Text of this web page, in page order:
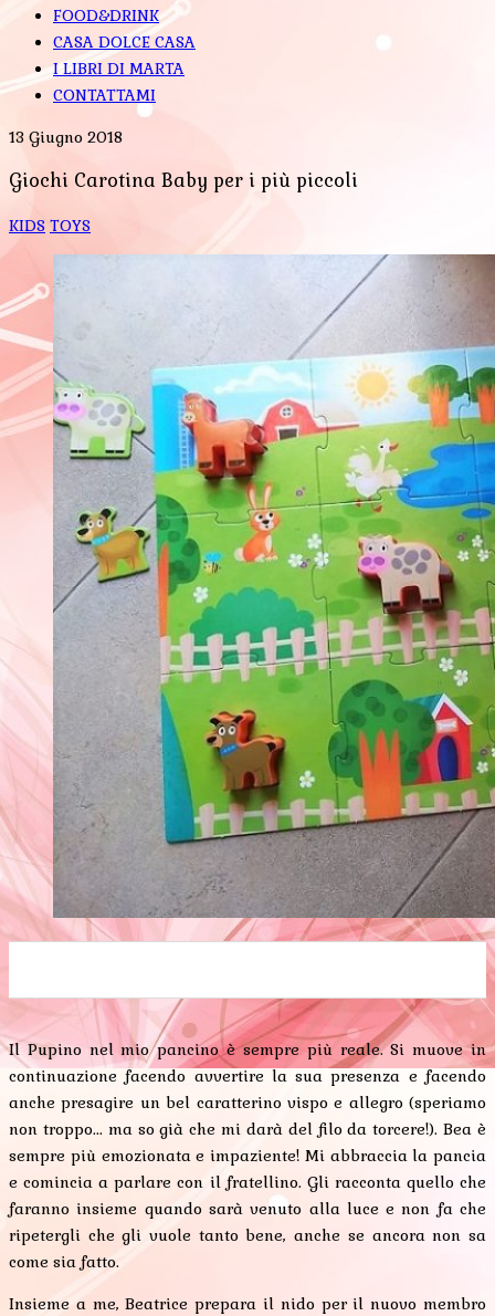
FOOD&DRINK
CASA DOLCE CASA
I LIBRI DI MARTA
CONTATTAMI
13 Giugno 2018
Giochi Carotina Baby per i più piccoli
KIDS TOYS
Il Pupino nel mio pancino è sempre più reale. Si muove in
continuazione facendo avvertire la sua presenza e facendo
anche presagire un bel caratterino vispo e allegro (speriamo
non troppo... ma so già che mi darà del filo da torcere!). Bea è
sempre più emozionata e impaziente! Mi abbraccia la pancia
e comincia a parlare con il fratellino. Gli racconta quello che
faranno insieme quando sarà venuto alla luce e non fa che
ripetergli che gli vuole tanto bene, anche se ancora non sa
come sia fatto.
Insieme a me, Beatrice prepara il nido per il nuovo membro